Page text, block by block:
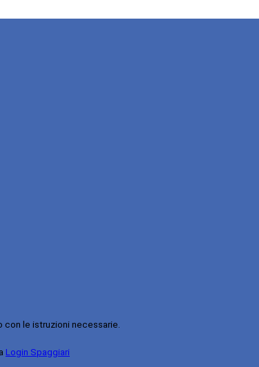
con le istruzioni necessarie.
Login Spaggiari